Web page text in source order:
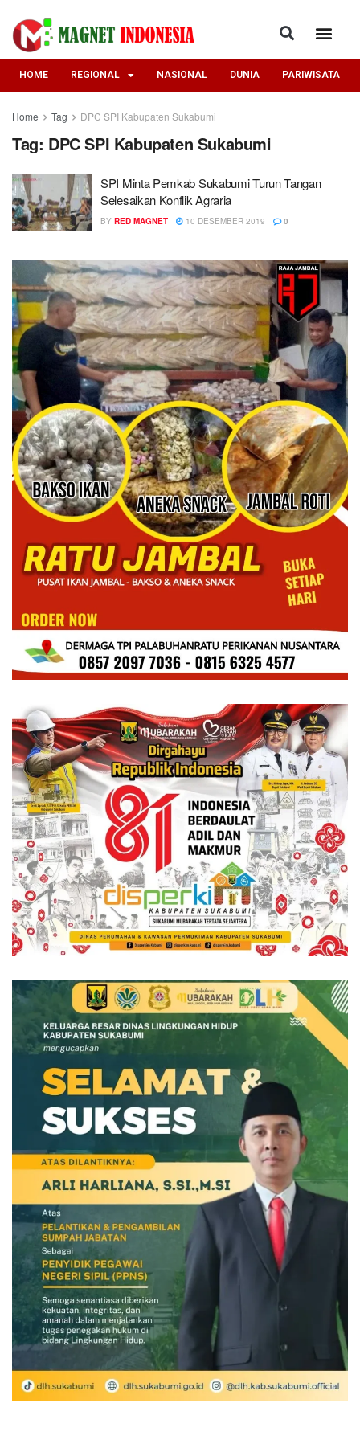
HOME REGIONAL NASIONAL DUNIA PARIWISATA
Home Tag DPC SPI Kabupaten Sukabumi
Tag: DPC SPI Kabupaten Sukabumi
SPI Minta Pemkab Sukabumi Turun Tangan
Selesaikan Konflik Agraria
BY RED MAGNET 10 DESEMBER 2019 0